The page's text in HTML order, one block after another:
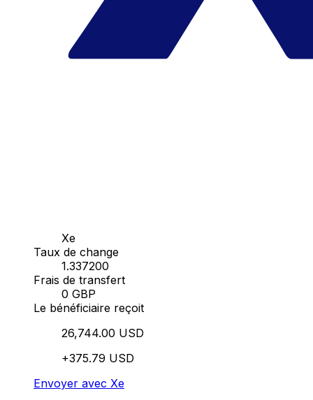
Xe
Taux de change
1.337200
Frais de transfert
0 GBP
Le bénéficiaire reçoit
26,744.00 USD
+375.79 USD
Envoyer avec Xe